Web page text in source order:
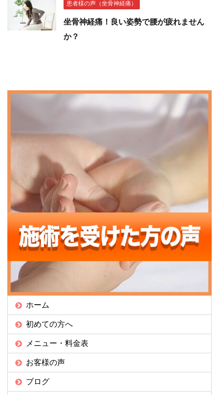
患者様の声（坐骨神経痛）
坐骨神経痛！良い姿勢で腰が疲れません
か？
ホーム
初めての方へ
メニュー・料金表
お客様の声
ブログ